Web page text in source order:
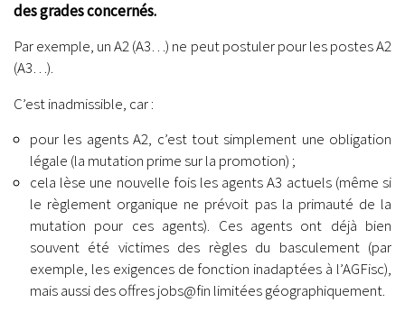
des grades concernés.
Par exemple, un A2 (A3…) ne peut postuler pour les postes A2
(A3…).
C’est inadmissible, car :
pour les agents A2, c’est tout simplement une obligation
légale (la mutation prime sur la promotion) ;
cela lèse une nouvelle fois les agents A3 actuels (même si
le règlement organique ne prévoit pas la primauté de la
mutation pour ces agents). Ces agents ont déjà bien
souvent été victimes des règles du basculement (par
exemple, les exigences de fonction inadaptées à l’AGFisc),
mais aussi des offres jobs@fin limitées géographiquement.